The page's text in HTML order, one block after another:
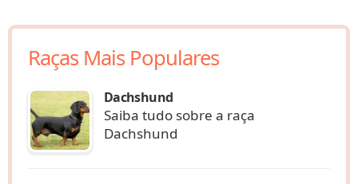
Raças Mais Populares
Dachshund
Saiba tudo sobre a raça
Dachshund